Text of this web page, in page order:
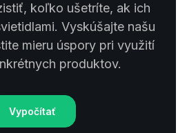
koľko ušetríte, ak ich
Vyskúšajte našu
mieru úspory pri využití
produktov.
Vypočítať